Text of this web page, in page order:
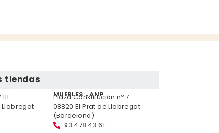
tiendas
Llobregat
MUEBLES JANP
Plaza Constitución nº 7
08820 El Prat de Llobregat
(Barcelona)
93 478 43 61